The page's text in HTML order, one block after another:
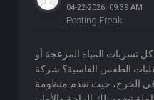
04-22-2026, 09:39 AM
Posting Freak
تسربات المياه المزعجة أو
الطقس القاسية؟ شركة
الخرج، حيث نقدم منظومة